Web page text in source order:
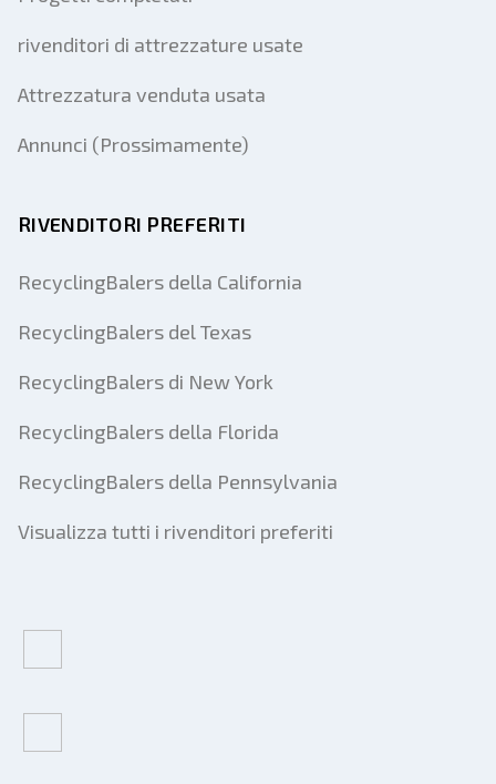
rivenditori di attrezzature usate
Attrezzatura venduta usata
Annunci (Prossimamente)
RIVENDITORI PREFERITI
RecyclingBalers della California
RecyclingBalers del Texas
RecyclingBalers di New York
RecyclingBalers della Florida
RecyclingBalers della Pennsylvania
Visualizza tutti i rivenditori preferiti